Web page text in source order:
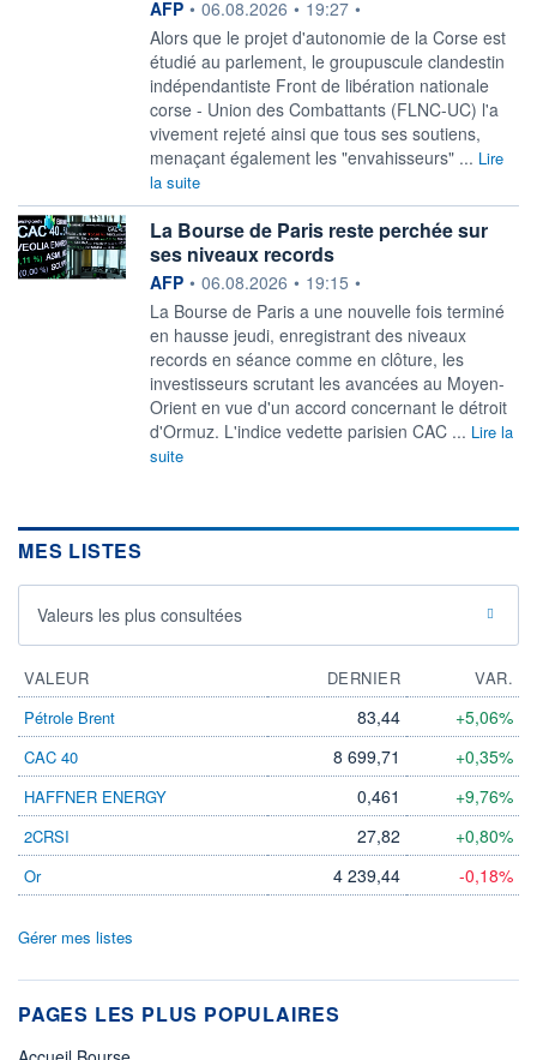
information fournie par
AFP • 06.08.2026 • 19:27 •
Alors que le projet d'autonomie de la Corse est
étudié au parlement, le groupuscule clandestin
indépendantiste Front de libération nationale
corse - Union des Combattants (FLNC-UC) l'a
vivement rejeté ainsi que tous ses soutiens,
menaçant également les "envahisseurs" ... Lire
la suite
La Bourse de Paris reste perchée sur
ses niveaux records
information fournie par
AFP • 06.08.2026 • 19:15 •
La Bourse de Paris a une nouvelle fois terminé
en hausse jeudi, enregistrant des niveaux
records en séance comme en clôture, les
investisseurs scrutant les avancées au Moyen-
Orient en vue d'un accord concernant le détroit
d'Ormuz. L'indice vedette parisien CAC ... Lire la
suite
MES LISTES
Valeurs les plus consultées
VALEUR DERNIER
VAR.
Pétrole Brent
83,44 +5,06%
CAC 40 8 699,71 +0,35%
HAFFNER ENERGY 0,461 +9,76%
2CRSI 27,82 +0,80%
Or 4 239,44 -0,18%
Gérer mes listes
PAGES LES PLUS POPULAIRES